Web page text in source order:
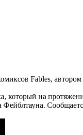
Fables, автором
который на